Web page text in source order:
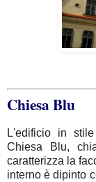
Chiesa Blu
L'edificio in
Chiesa Blu,
caratterizza la
interno è dipinto